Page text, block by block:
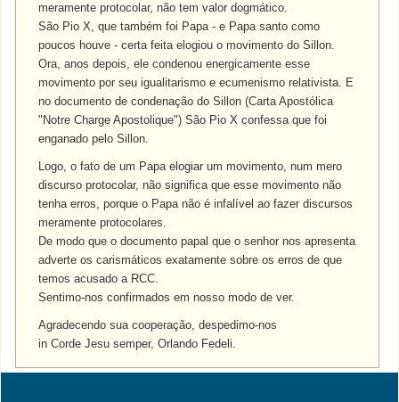
meramente protocolar, não tem valor dogmático.
São Pio X, que também foi Papa - e Papa santo como
poucos houve - certa feita elogiou o movimento do Sillon.
Ora, anos depois, ele condenou energicamente esse
movimento por seu igualitarismo e ecumenismo relativista. E
no documento de condenação do Sillon (Carta Apostólica
"Notre Charge Apostolique") São Pio X confessa que foi
enganado pelo Sillon.
Logo, o fato de um Papa elogiar um movimento, num mero
discurso protocolar, não significa que esse movimento não
tenha erros, porque o Papa não é infalível ao fazer discursos
meramente protocolares.
De modo que o documento papal que o senhor nos apresenta
adverte os carismáticos exatamente sobre os erros de que
temos acusado a RCC.
Sentimo-nos confirmados em nosso modo de ver.
Agradecendo sua cooperação, despedimo-nos
in Corde Jesu semper, Orlando Fedeli.